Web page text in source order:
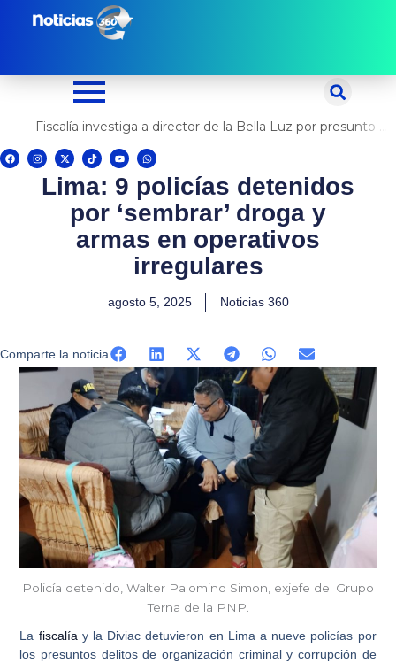
Fiscalía investiga a director de la Bella Luz por presunto abuso contra cantante Naldy Saldaña
F
a
c
I
n
s
X
-
t
w
T
i
k
t
o
Y
o
u
t
u
e
W
h
a
t
s
p
p
Lima: 9 policías detenidos
por ‘sembrar’ droga y
armas en operativos
irregulares
agosto 5, 2025 Noticias 360
Comparte la noticia
Policía detenido, Walter Palomino Simon, exjefe del Grupo
Terna de la PNP.
La fiscalía y la Diviac detuvieron en Limaa nueve policías por
los presuntos delitos de organización criminaly corrupción de